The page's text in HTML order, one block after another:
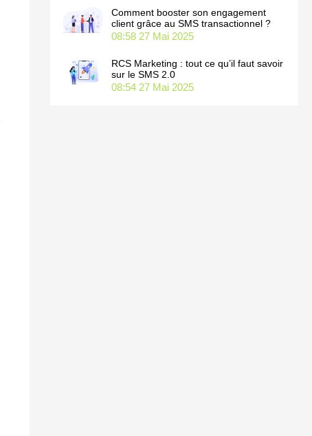
Comment booster son engagement
client grâce au SMS transactionnel ?
08:58 27 Mai 2025
RCS Marketing : tout ce qu’il faut savoir
sur le SMS 2.0
08:54 27 Mai 2025